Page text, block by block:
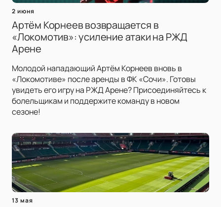
2 июня
Артём Корнеев возвращается в
«Локомотив»: усиление атаки на РЖД
Арене
Молодой нападающий Артём Корнеев вновь в
«Локомотиве» после аренды в ФК «Сочи». Готовы
увидеть его игру на РЖД Арене? Присоединяйтесь к
болельщикам и поддержите команду в новом
сезоне!
13 мая